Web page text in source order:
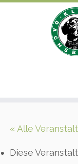
« Alle
Diese